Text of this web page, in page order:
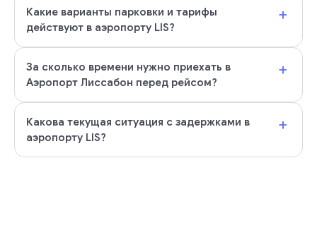
Какие варианты парковки и тарифы
действуют в аэропорту LIS?
+
За сколько времени нужно приехать в
Аэропорт Лиссабон перед рейсом?
+
Какова текущая ситуация с задержками в
аэропорту LIS?
+